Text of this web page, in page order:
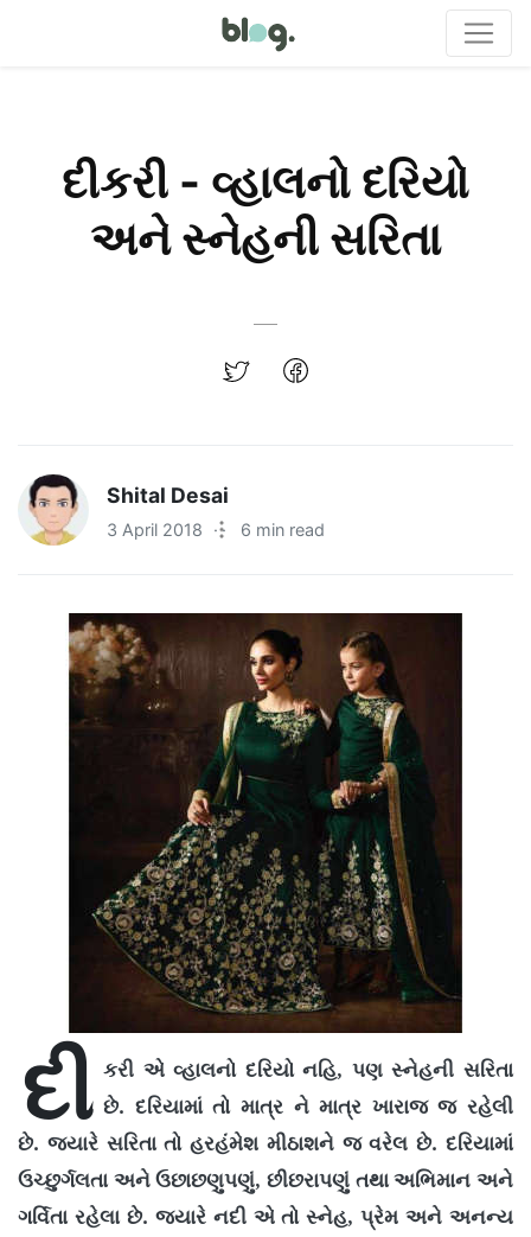
દીકરી - વ્હાલનો દરિયો
અને સ્નેહની સરિતા
Shital Desai
3 April 2018 · 6 min read
દી કરી એ વ્હાલનો દરિયો નહિ, પણ સ્નેહની સરિતા
છે. દરિયામાં તો માત્ર ને માત્ર ખારાજ જ રહેલી
છે. જયારે સરિતા તો હરહંમેશ મીઠાશને જ વરેલ છે.દરિયામાં
ઉચ્છુર્ગલતા અને ઉછાછણુપણું,છીછરાપણું તથા અભિમાન અને
ગર્વિતા રહેલા છે. જયારે નદી એ તો સ્નેહ,પ્રેમ અને અનન્ય